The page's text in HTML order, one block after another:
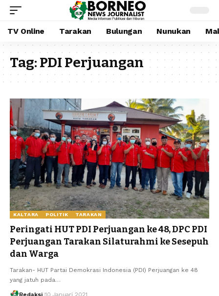
TV Online Tarakan Bulungan Nunukan
Tag:PDI Perjuangan
KALTARA POLITIK TARAKAN
Peringati HUT PDI Perjuangan ke 48, DPC PDI
Perjuangan Tarakan Silaturahmi ke Sesepuh
dan Warga
Tarakan- HUT Partai Demokrasi Indonesia (PDI) Perjuangan ke 48
yang jatuh pada…
Redaksi 10 Januari 2021